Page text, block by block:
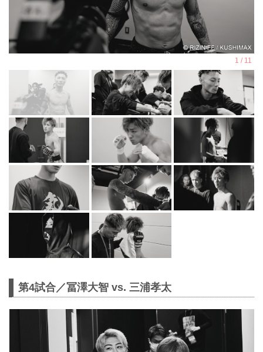
第4試合／冨澤大智 vs. 三浦孝太